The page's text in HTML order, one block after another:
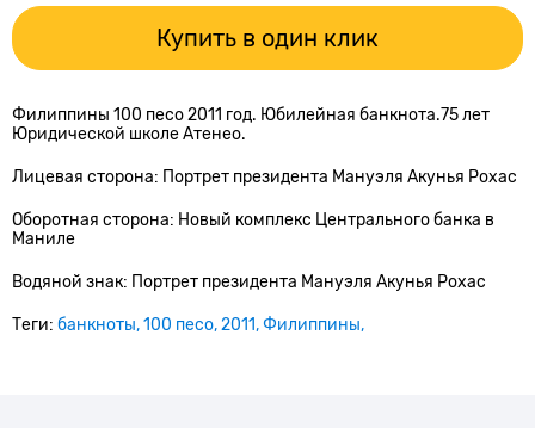
Купить в один клик
Филиппины 100 песо 2011 год. Юбилейная банкнота.75 лет
Юридической школе Атенео.
Лицевая сторона: Портрет президента Мануэля Акунья Рохас
Оборотная сторона: Новый комплекс Центрального банка в
Маниле
Водяной знак: Портрет президента Мануэля Акунья Рохас
Теги: банкноты 100 песо 2011 Филиппины